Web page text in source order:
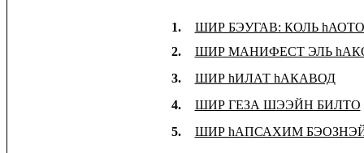
1.
ШИР БЭУГАВ: КОЛЬ
2.
ШИР МАНИФЕСТ ЭЛЬ
3.
ШИР hИЛАТ hАКАВОД
4.
ШИР ГЕЗА ШЭЭЙН БИЛТО
5.
ШИР hАПСАХИМ